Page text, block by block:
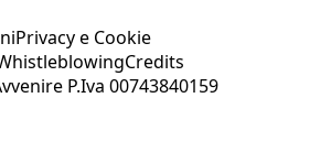
Privacy e Cookie
Credits
P.Iva 00743840159